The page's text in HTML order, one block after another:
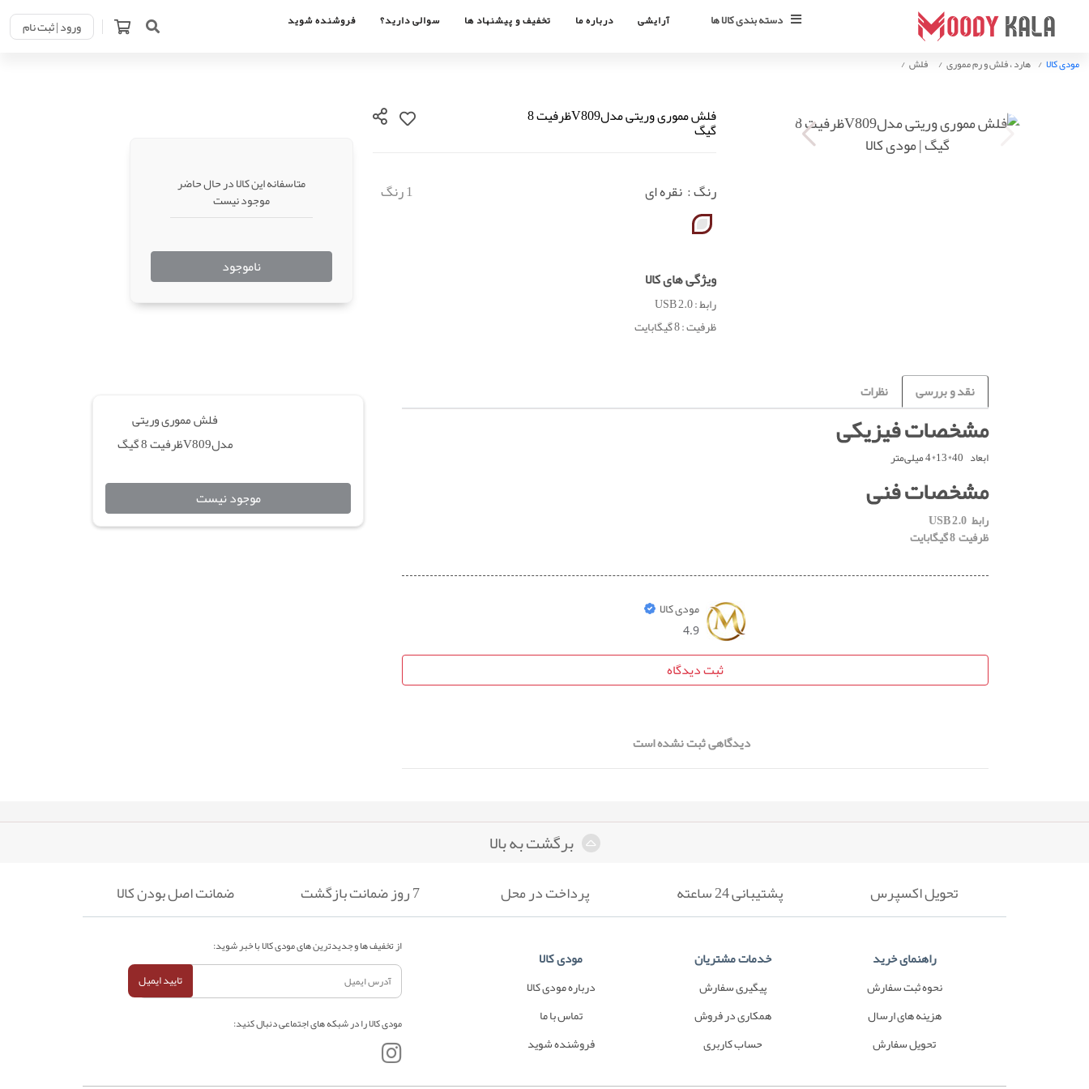
دسته بندی کالا ها آرایشی درباره ما تخفیف و پیشنهاد ها سوالی دارید؟ فروشنده شوید ورود | ثبت نام
مودی کالا هارد ، فلش و رم مموری فلش
فلش مموری وریتی مدلV809ظرفیت 8
گیگ
رنگ : نقره ای 1 رنگ
ویژگی های کالا
رابط : USB 2.0
ظرفیت : 8 گیگابایت
متاسفانه این کالا در حال حاضر
موجود نیست
ناموجود
نقد و بررسی نظرات
مشخصات فیزیکی
ابعاد 40*13*4 میلی‌متر
مشخصات فنی
رابط USB 2.0
ظرفیت 8 گیگابایت
مودی کالا
4.9
ثبت دیدگاه
دیدگاهی ثبت نشده است
فلش مموری وریتی
مدلV809ظرفیت 8 گیگ
موجود نیست
برگشت به بالا
تحویل اکسپرس پشتیبانی 24 ساعته پرداخت در محل 7 روز ضمانت بازگشت ضمانت اصل بودن کالا
راهنمای خرید
نحوه ثبت سفارش
هزینه های ارسال
تحویل سفارش
خدمات مشتریان
پیگیری سفارش
همکاری در فروش
حساب کاربری
مودی کالا
درباره مودی کالا
تماس با ما
فروشنده شوید
از تخفیف ها و جدیدترین های مودی کالا با خبر شوید:
تایید ایمیل
مودی کالا را در شبکه های اجتماعی دنبال کنید: